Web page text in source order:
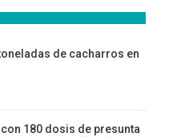
de cacharros en
180 dosis de presunta